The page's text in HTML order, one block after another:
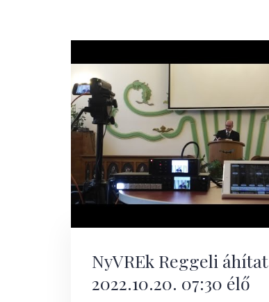
NyVREk Reggeli áhítat
2022.10.20. 07:30 élő